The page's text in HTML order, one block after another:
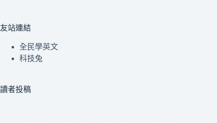
友站連結
全民學英文
科技兔
讀者投稿